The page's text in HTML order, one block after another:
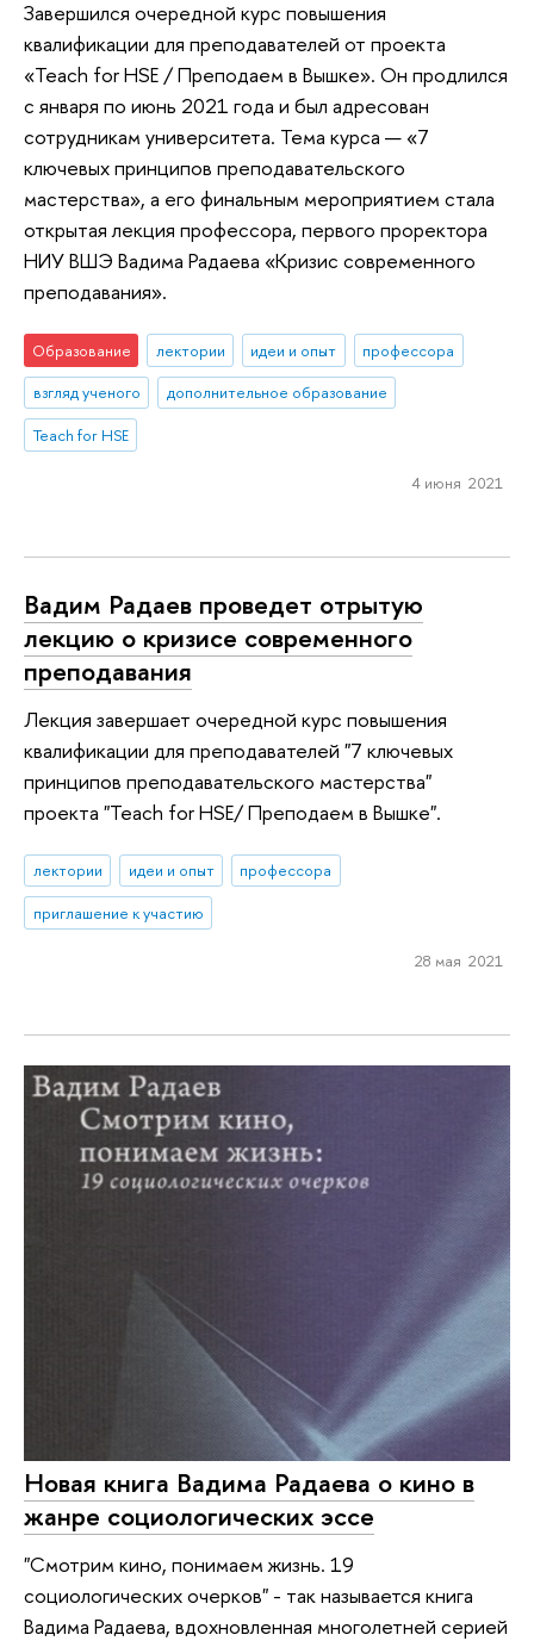
Завершился очередной курс повышения
квалификации для преподавателей от проекта
«Teach for HSE / Преподаем в Вышке». Он продлился
с января по июнь 2021 года и был адресован
сотрудникам университета. Тема курса — «7
ключевых принципов преподавательского
мастерства», а его финальным мероприятием стала
открытая лекция профессора, первого проректора
НИУ ВШЭ Вадима Радаева «Кризис современного
преподавания».
Образование лектории идеи и опыт
профессора
взгляд ученого
дополнительное образование
Teach for HSE
4 июня 2021
Вадим Радаев проведет отрытую
лекцию о кризисе современного
преподавания
Лекция завершает очередной курс повышения
квалификации для преподавателей "7 ключевых
принципов преподавательского мастерства"
проекта "Teach for HSE/ Преподаем в Вышке".
лектории идеи и опыт
профессора
приглашение к участию
28 мая 2021
Новая книга Вадима Радаева о кино в
жанре социологических эссе
"Смотрим кино, понимаем жизнь. 19
социологических очерков" - так называется книга
Вадима Радаева, вдохновленная многолетней серией